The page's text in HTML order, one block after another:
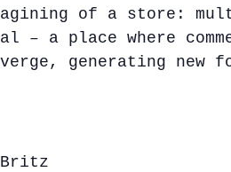
of a store:
– a place where
generating new
Britz